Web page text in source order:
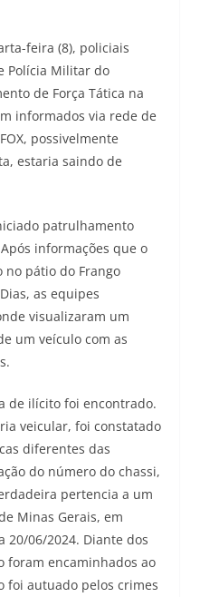
feira (8), policiais
Polícia Militar do
de Força Tática na
informados via rede de
possivelmente
estaria saindo de
patrulhamento
informações que o
no pátio do Frango
as equipes
visualizaram um
um veículo com as
de ilícito foi encontrado.
veicular, foi constatado
diferentes das
do número do chassi,
pertencia a um
Minas Gerais, em
20/06/2024. Diante dos
foram encaminhados ao
foi autuado pelos crimes